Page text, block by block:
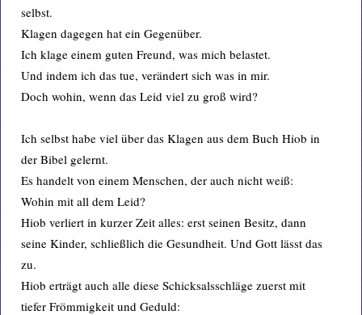
selbst.
Klagen dagegen hat ein Gegenüber.
Ich klage einem guten Freund, was mich belastet.
Und indem ich das tue, verändert sich was in mir.
Doch wohin, wenn das Leid viel zu groß wird?
Ich selbst habe viel über das Klagen aus dem Buch Hiob in
der Bibel gelernt.
Es handelt von einem Menschen, der auch nicht weiß:
Wohin mit all dem Leid?
Hiob verliert in kurzer Zeit alles: erst seinen Besitz, dann
seine Kinder, schließlich die Gesundheit. Und Gott lässt das
zu.
Hiob erträgt auch alle diese Schicksalsschläge zuerst mit
tiefer Frömmigkeit und Geduld: